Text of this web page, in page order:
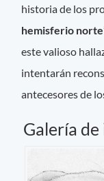
historia de los
hemisferio norte
este valioso
intentarán
antecesores de
Galería de